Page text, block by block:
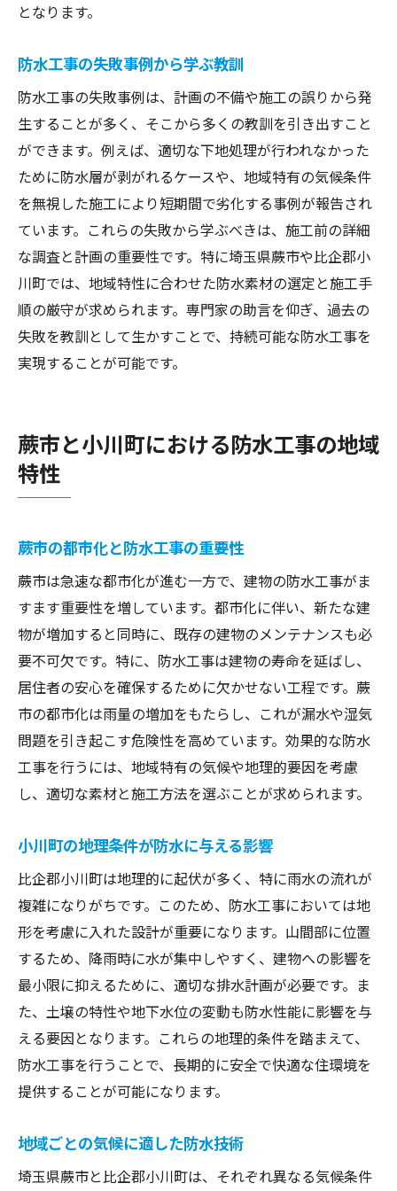
となります。
防水工事の失敗事例から学ぶ教訓
防水工事の失敗事例は、計画の不備や施工の誤りから発
生することが多く、そこから多くの教訓を引き出すこと
ができます。例えば、適切な下地処理が行われなかった
ために防水層が剥がれるケースや、地域特有の気候条件
を無視した施工により短期間で劣化する事例が報告され
ています。これらの失敗から学ぶべきは、施工前の詳細
な調査と計画の重要性です。特に埼玉県蕨市や比企郡小
川町では、地域特性に合わせた防水素材の選定と施工手
順の厳守が求められます。専門家の助言を仰ぎ、過去の
失敗を教訓として生かすことで、持続可能な防水工事を
実現することが可能です。
蕨市と小川町における防水工事の地域
特性
蕨市の都市化と防水工事の重要性
蕨市は急速な都市化が進む一方で、建物の防水工事がま
すます重要性を増しています。都市化に伴い、新たな建
物が増加すると同時に、既存の建物のメンテナンスも必
要不可欠です。特に、防水工事は建物の寿命を延ばし、
居住者の安心を確保するために欠かせない工程です。蕨
市の都市化は雨量の増加をもたらし、これが漏水や湿気
問題を引き起こす危険性を高めています。効果的な防水
工事を行うには、地域特有の気候や地理的要因を考慮
し、適切な素材と施工方法を選ぶことが求められます。
小川町の地理条件が防水に与える影響
比企郡小川町は地理的に起伏が多く、特に雨水の流れが
複雑になりがちです。このため、防水工事においては地
形を考慮に入れた設計が重要になります。山間部に位置
するため、降雨時に水が集中しやすく、建物への影響を
最小限に抑えるために、適切な排水計画が必要です。ま
た、土壌の特性や地下水位の変動も防水性能に影響を与
える要因となります。これらの地理的条件を踏まえて、
防水工事を行うことで、長期的に安全で快適な住環境を
提供することが可能になります。
地域ごとの気候に適した防水技術
埼玉県蕨市と比企郡小川町は、それぞれ異なる気候条件